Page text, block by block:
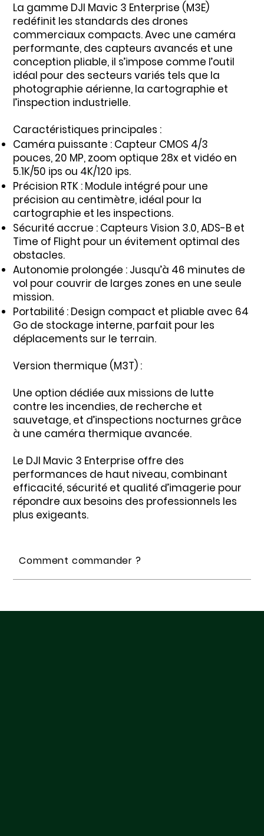
La gamme DJI Mavic 3 Enterprise (M3E)
redéfinit les standards des drones
commerciaux compacts. Avec une caméra
performante, des capteurs avancés et une
conception pliable, il s’impose comme l’outil
idéal pour des secteurs variés tels que la
photographie aérienne, la cartographie et
l’inspection industrielle.
Caractéristiques principales :
Caméra puissante : Capteur CMOS 4/3
pouces, 20 MP, zoom optique 28x et vidéo en
5.1K/50 ips ou 4K/120 ips.
Précision RTK : Module intégré pour une
précision au centimètre, idéal pour la
cartographie et les inspections.
Sécurité accrue : Capteurs Vision 3.0, ADS-B et
Time of Flight pour un évitement optimal des
obstacles.
Autonomie prolongée : Jusqu’à 46 minutes de
vol pour couvrir de larges zones en une seule
mission.
Portabilité : Design compact et pliable avec 64
Go de stockage interne, parfait pour les
déplacements sur le terrain.
Version thermique (M3T) :
Une option dédiée aux missions de lutte
contre les incendies, de recherche et
sauvetage, et d’inspections nocturnes grâce
à une caméra thermique avancée.
Le DJI Mavic 3 Enterprise offre des
performances de haut niveau, combinant
efficacité, sécurité et qualité d’imagerie pour
répondre aux besoins des professionnels les
plus exigeants.
Comment commander ?